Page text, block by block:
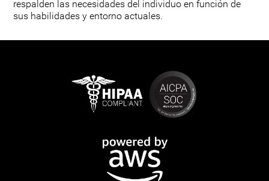
respalden las necesidades del individuo en función de
sus habilidades y entorno actuales.